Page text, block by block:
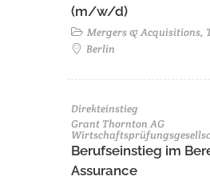
(m/w/d)
Mergers & Acquisitions,
Berlin
Direkteinstieg
Grant Thornton AG
Berufseinstieg im
Assurance